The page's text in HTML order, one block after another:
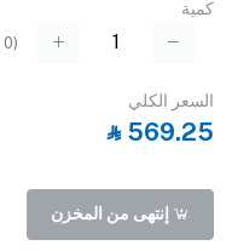
كمية
(
0
السعر الكلي
‎⃁ 569.25
إنتهى من المخزن